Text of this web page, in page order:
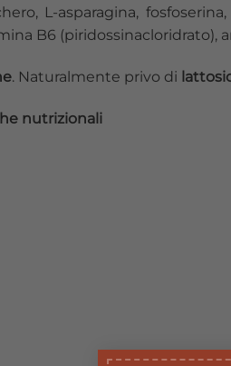
L-asparagina,
B6 (piridossinacloridrato),
. Naturalmente privo di
nutrizionali